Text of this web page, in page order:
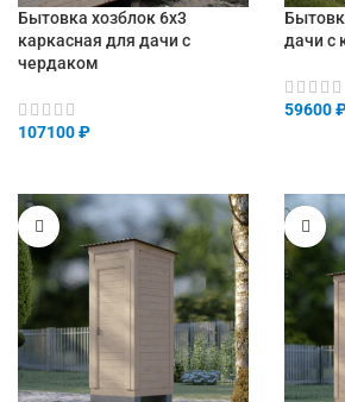
Бытовка хозблок 6х3
каркасная для дачи с
чердаком
107100₽
дачи с
59600